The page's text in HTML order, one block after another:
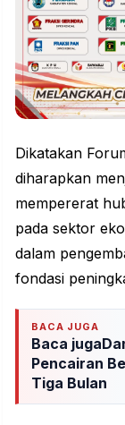
Dikatakan
diharapkan
mempererat
pada sektor
dalam
fondasi
BACA JUGA
Baca
Pencairan
Tiga Bulan